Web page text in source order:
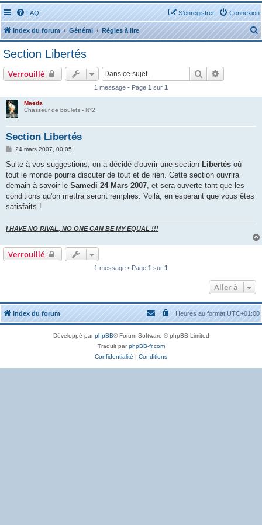
FAQ Connexion
S’enregistrer
Index du forum Général Règles à lire
e
Section Libertés
Verrouillé Rechercher
1 message • Page 1 sur 1
Maeda
Chasseur de boulets - N°2
Section Libertés
M
s
a
g
24 mars 2007, 00:05
Suite à vos suggestions, on a décidé d'ouvrir une section Libertés où
tout le monde pourra discuter de tout et de rien. Cette section ouvrira
demain à savoir le Samedi 24 Mars 2007, et sera ouverte tant que les
conditions qu'on mettra seront remplies. Voilà, en éspérant que vous êtes
satisfaits !
I HAVE NO RIVAL, NO ONE CAN BE MY EQUAL !!!
Verrouillé
1 message • Page 1 sur 1
Aller à
Index du forum Heures au formatUTC+01:00
Développé parphpBB® Forum Software © phpBB Limited
Traduit parphpBB-fr.com
Confidentialité | Conditions